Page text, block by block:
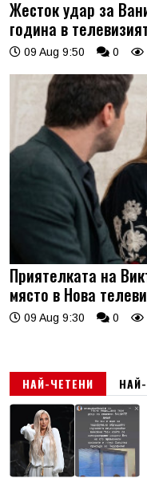
Жесток удар за
година в
09 Aug 9:50 0
Приятелката на
място в Нова
09 Aug 9:30 0
НАЙ-ЧЕТЕНИ